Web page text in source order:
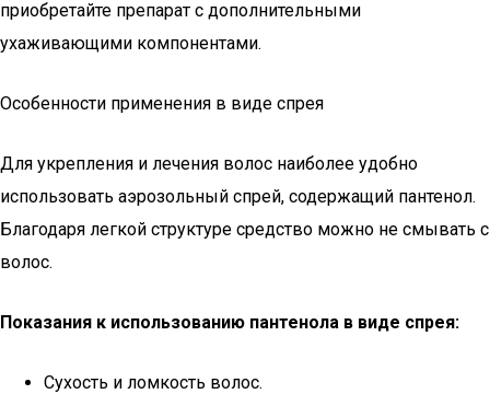
приобретайте препарат с дополнительными
ухаживающими компонентами.
Особенности применения в виде спрея
Для укрепления и лечения волос наиболее удобно
использовать аэрозольный спрей, содержащий пантенол.
Благодаря легкой структуре средство можно не смывать с
волос.
Показания к использованию пантенола в виде спрея:
Сухость и ломкость волос.